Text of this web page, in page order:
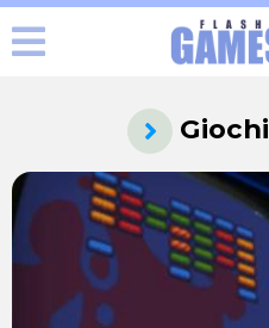
Giochi